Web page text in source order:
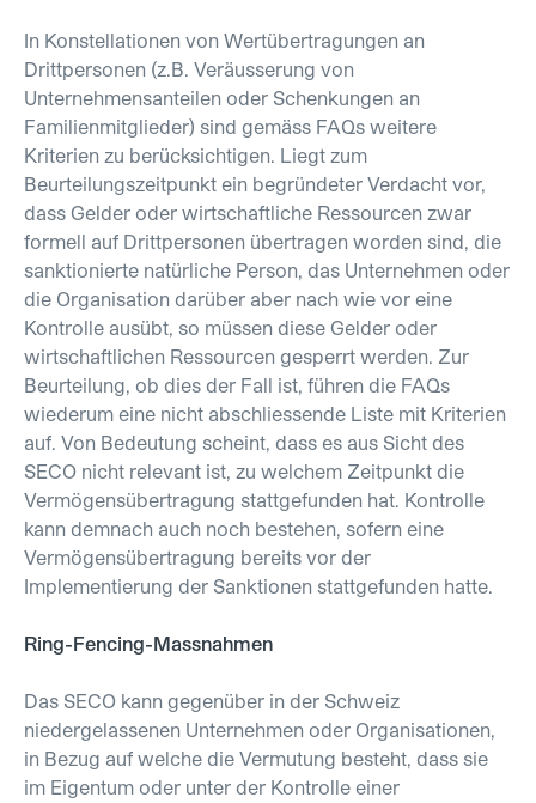
In Konstellationen von Wertübertragungen an
Drittpersonen (z.B. Veräusserung von
Unternehmensanteilen oder Schenkungen an
Familienmitglieder) sind gemäss FAQs weitere
Kriterien zu berücksichtigen. Liegt zum
Beurteilungszeitpunkt ein begründeter Verdacht vor,
dass Gelder oder wirtschaftliche Ressourcen zwar
formell auf Drittpersonen übertragen worden sind, die
sanktionierte natürliche Person, das Unternehmen oder
die Organisation darüber aber nach wie vor eine
Kontrolle ausübt, so müssen diese Gelder oder
wirtschaftlichen Ressourcen gesperrt werden. Zur
Beurteilung, ob dies der Fall ist, führen die FAQs
wiederum eine nicht abschliessende Liste mit Kriterien
auf. Von Bedeutung scheint, dass es aus Sicht des
SECO nicht relevant ist, zu welchem Zeitpunkt die
Vermögensübertragung stattgefunden hat. Kontrolle
kann demnach auch noch bestehen, sofern eine
Vermögensübertragung bereits vor der
Implementierung der Sanktionen stattgefunden hatte.
Ring-Fencing-Massnahmen
Das SECO kann gegenüber in der Schweiz
niedergelassenen Unternehmen oder Organisationen,
in Bezug auf welche die Vermutung besteht, dass sie
im Eigentum oder unter der Kontrolle einer